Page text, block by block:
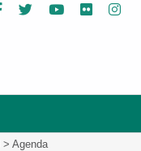
Facebook
Twitter YouTube
Flickr
> Agenda